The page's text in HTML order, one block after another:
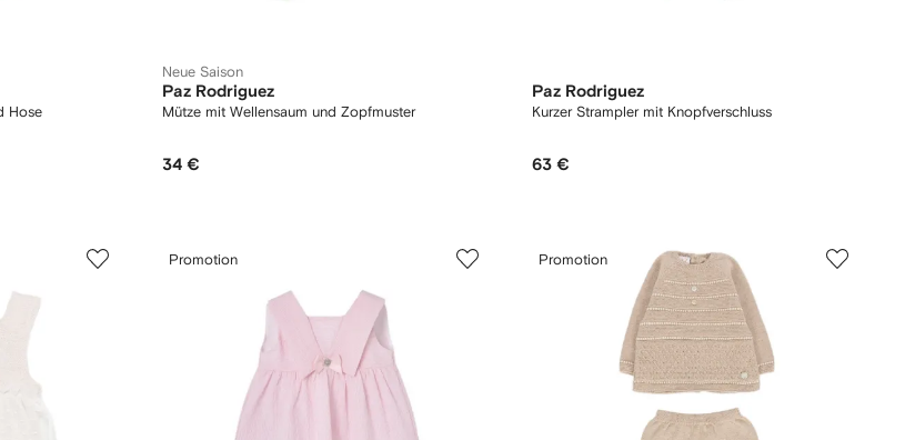
Hose
Neue Saison
Paz Rodriguez
Mütze mit Wellensaum und Zopfmuster
34 €
Paz Rodriguez
Kurzer Strampler mit Knopfverschluss
63 €
Promotion Promotion